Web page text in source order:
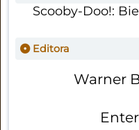
Scooby-Doo!:
Editora
Warner